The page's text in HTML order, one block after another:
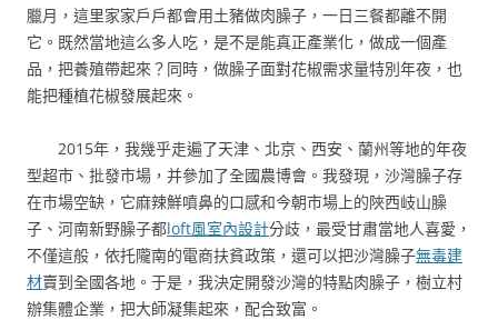
臘月，這里家家戶戶都會用土豬做肉臊子，一日三餐都離不開
它。既然當地這么多人吃，是不是能真正產業化，做成一個產
品，把養殖帶起來？同時，做臊子面對花椒需求量特別年夜，也
能把種植花椒發展起來。
2015年，我幾乎走遍了天津、北京、西安、蘭州等地的年夜
型超市、批發市場，并參加了全國農博會。我發現，沙灣臊子存
在市場空缺，它麻辣鮮噴鼻的口感和今朝市場上的陜西岐山臊
子、河南新野臊子都loft風室內設計分歧，最受甘肅當地人喜愛，
不僅這般，依托隴南的電商扶貧政策，還可以把沙灣臊子無毒建
材賣到全國各地。于是，我決定開發沙灣的特點肉臊子，樹立村
辦集體企業，把大師凝集起來，配合致富。